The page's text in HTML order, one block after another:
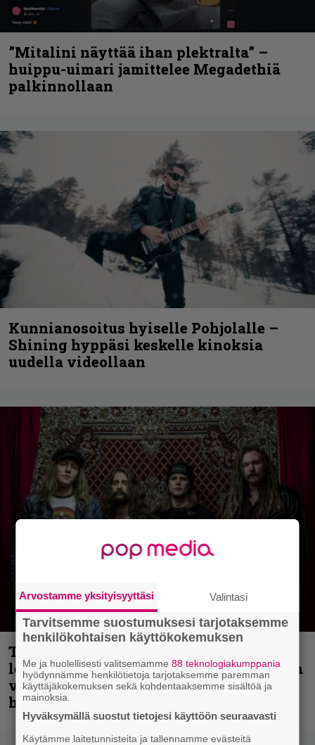
”Mitalini näyttää ihan plektralta” –
huippu-uimari jamittelee Megadethiä
palkinnollaan
Kunnianosoitus hyiselle Pohjolalle –
Shining hyppäsi keskelle kinoksia
uudella videollaan
Thrash ’n’ roll -yhtye Madred ryydittää
levyjulkaisua keikkareissulla kuvatulla
videolla – ”Oltiin pakussa kusihädässä
helvetin väsyneenä…”
Arvostamme yksityisyyttäsi Valintasi
Tarvitsemme suostumuksesi tarjotaksemme
henkilökohtaisen käyttökokemuksen
Me ja huolellisesti valitsemamme88 teknologiakumppania
hyödynnämme henkilötietoja tarjotaksemme paremman
käyttäjäkokemuksen sekä kohdentaaksemme sisältöä ja
mainoksia.
Hyväksymällä suostut tietojesi käyttöön seuraavasti
Käytämme laitetunnisteita ja tallennamme evästeitä